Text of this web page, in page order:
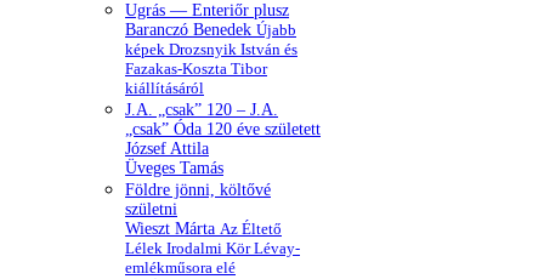
Ugrás — Enteriőr plusz
Baranczó Benedek Újabb
képek Drozsnyik István és
Fazakas-Koszta Tibor
kiállításáról
J.A. „csak” 120 – J.A.
„csak” Óda 120 éve született
József Attila
Üveges Tamás
Földre jönni, költővé
születni
Wieszt Márta Az Éltető
Lélek Irodalmi Kör Lévay-
emlékműsora elé